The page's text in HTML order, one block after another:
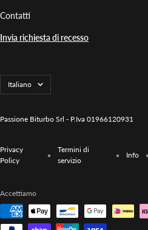
Contatti
Invia richiesta di recesso
Lingua
Italiano
Passione Biturbo Srl - P.Iva 01966120931
Privacy
Policy
Termini di
servizio
Info
Accettiamo